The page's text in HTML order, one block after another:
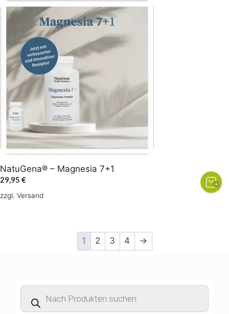
NatuGena® – Magnesia 7+1
29,95 €
zzgl. Versand
1 2 3 4 →
Products
search